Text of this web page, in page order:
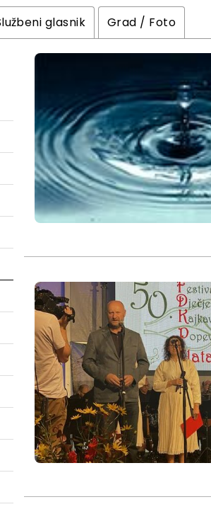
glasnik Grad / Foto